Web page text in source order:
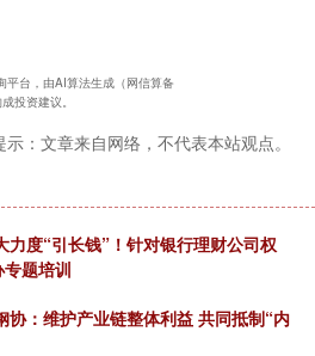
平台，由AI算法生成（网信算备
投资建议。
：文章来自网络，不代表本站观点。
力度“引长钱”！针对银行理财公司权
题培训
协：维护产业链整体利益 共同抵制“内